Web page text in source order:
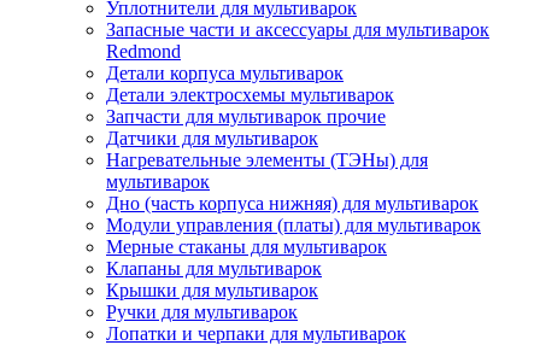
Уплотнители для мультиварок
Запасные части и аксессуары для мультиварок
Redmond
Детали корпуса мультиварок
Детали электросхемы мультиварок
Запчасти для мультиварок прочие
Датчики для мультиварок
Нагревательные элементы (ТЭНы) для
мультиварок
Дно (часть корпуса нижняя) для мультиварок
Модули управления (платы) для мультиварок
Мерные стаканы для мультиварок
Клапаны для мультиварок
Крышки для мультиварок
Ручки для мультиварок
Лопатки и черпаки для мультиварок